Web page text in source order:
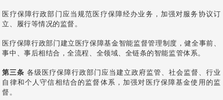
医疗保障行政部门应当规范医疗保障经办业务，加强对服务协议订
立、履行等情况的监督。
医疗保障行政部门建立医疗保障基金智能监督管理制度，健全事前、
事中、事后相结合，全流程、全领域、全链条的智能监管体系。
第三条 各级医疗保障行政部门应当建立政府监管、社会监督、行业
自律和个人守信相结合的监督体系，加强对医疗保障基金使用的监
督。